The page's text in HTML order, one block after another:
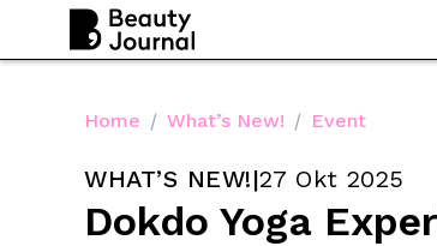
Home / What’s New! / Event
WHAT’S NEW!|27 Okt 2025
Dokdo Yoga